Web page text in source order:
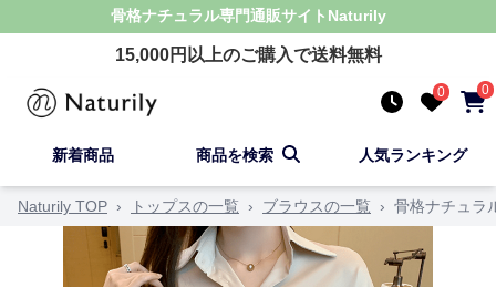
骨格ナチュラル専門通販サイト Naturily
15,000円以上のご購入で送料無料
0 0
新着商品 商品を検索 人気ランキング
Naturily TOP › トップスの一覧 › ブラウスの一覧 › 骨格ナチュラ